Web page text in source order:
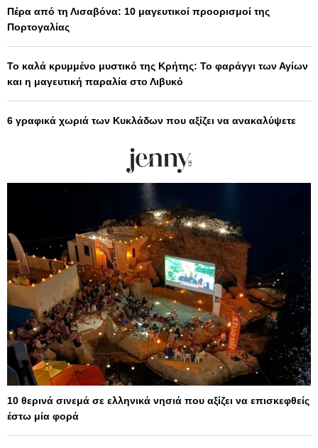
Πέρα από τη Λισαβόνα: 10 μαγευτικοί προορισμοί της
Πορτογαλίας
Το καλά κρυμμένο μυστικό της Κρήτης: Το φαράγγι των Αγίων
και η μαγευτική παραλία στο Λιβυκό
6 γραφικά χωριά των Κυκλάδων που αξίζει να ανακαλύψετε
10 θερινά σινεμά σε ελληνικά νησιά που αξίζει να επισκεφθείς
έστω μία φορά